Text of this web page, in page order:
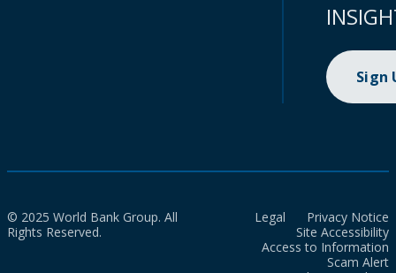
Sign
© 2025 World Bank Group. All
Rights Reserved.
Legal
Privacy Notice
Site Accessibility
Access to Information
Scam Alert